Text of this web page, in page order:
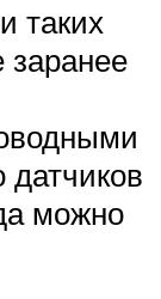
таких
заранее
можно